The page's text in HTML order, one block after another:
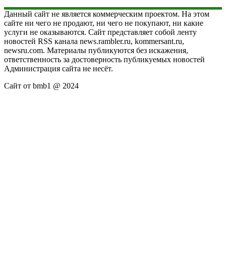
Данный сайт не является коммерческим проектом. На этом
сайте ни чего не продают, ни чего не покупают, ни какие
услуги не оказываются. Сайт представляет собой ленту
новостей RSS канала news.rambler.ru, kommersant.ru,
newsru.com. Материалы публикуются без искажения,
ответственность за достоверность публикуемых новостей
Администрация сайта не несёт.
Сайт от bmb1 @ 2024